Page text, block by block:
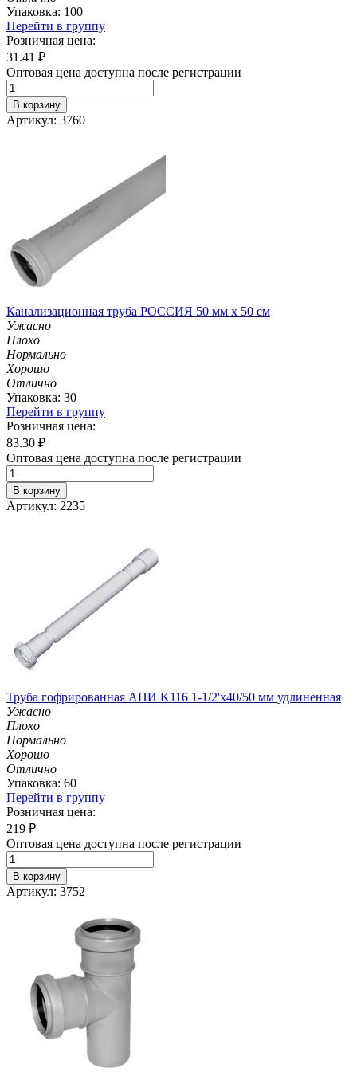
Упаковка: 100
Перейти в группу
Розничная цена:
31.41 ₽
Оптовая цена доступна после регистрации
В корзину
Артикул: 3760
Канализационная труба РОССИЯ 50 мм х 50 см
Ужасно
Плохо
Нормально
Хорошо
Отлично
Упаковка: 30
Перейти в группу
Розничная цена:
83.30 ₽
Оптовая цена доступна после регистрации
В корзину
Артикул: 2235
Труба гофрированная АНИ K116 1-1/2'х40/50 мм удлиненная
Ужасно
Плохо
Нормально
Хорошо
Отлично
Упаковка: 60
Перейти в группу
Розничная цена:
219 ₽
Оптовая цена доступна после регистрации
В корзину
Артикул: 3752